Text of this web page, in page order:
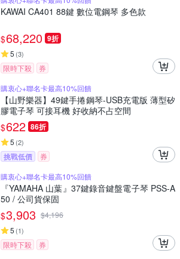
KAWAI CA401 88鍵 數位電鋼琴 多色款
$68,220 9折
5 (3)
限時下殺
券
購衷心+聯名卡最高10%回饋
【山野樂器】49鍵手捲鋼琴-USB充電版 薄型矽
膠電子琴 可接耳機 好收納不占空間
$622 86折
5 (2)
挑戰低價 券
購衷心+聯名卡最高10%回饋
『YAMAHA 山葉』37鍵錄音鍵盤電子琴 PSS-A
50 / 公司貨保固
$3,903 $4,196
5 (1)
限時下殺
券